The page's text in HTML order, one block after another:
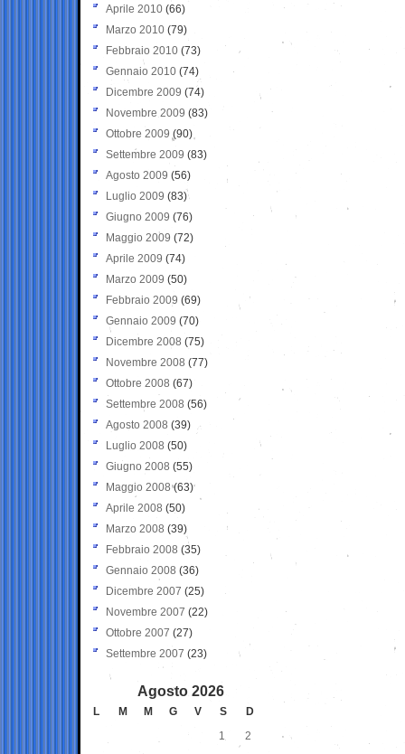
Aprile 2010 (66)
Marzo 2010 (79)
Febbraio 2010 (73)
Gennaio 2010 (74)
Dicembre 2009 (74)
Novembre 2009 (83)
Ottobre 2009 (90)
Settembre 2009 (83)
Agosto 2009 (56)
Luglio 2009 (83)
Giugno 2009 (76)
Maggio 2009 (72)
Aprile 2009 (74)
Marzo 2009 (50)
Febbraio 2009 (69)
Gennaio 2009 (70)
Dicembre 2008 (75)
Novembre 2008 (77)
Ottobre 2008 (67)
Settembre 2008 (56)
Agosto 2008 (39)
Luglio 2008 (50)
Giugno 2008 (55)
Maggio 2008(63)
Aprile 2008 (50)
Marzo 2008 (39)
Febbraio 2008 (35)
Gennaio 2008 (36)
Dicembre 2007 (25)
Novembre 2007 (22)
Ottobre 2007 (27)
Settembre 2007 (23)
Agosto 2026
L M M G V S
D
1
2